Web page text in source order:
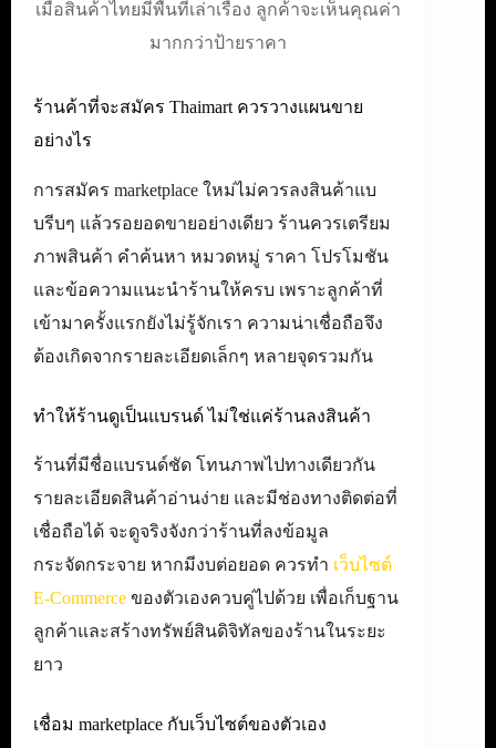
เมื่อสินค้าไทยมีพื้นที่เล่าเรื่อง ลูกค้าจะเห็นคุณค่า
มากกว่าป้ายราคา
ร้านค้าที่จะสมัคร Thaimart ควรวางแผนขาย
อย่างไร
การสมัคร marketplace ใหม่ไม่ควรลงสินค้าแบ
บรีบๆ แล้วรอยอดขายอย่างเดียว ร้านควรเตรียม
ภาพสินค้า คำค้นหา หมวดหมู่ ราคา โปรโมชัน
และข้อความแนะนำร้านให้ครบ เพราะลูกค้าที่
เข้ามาครั้งแรกยังไม่รู้จักเรา ความน่าเชื่อถือจึง
ต้องเกิดจากรายละเอียดเล็กๆ หลายจุดรวมกัน
ทำให้ร้านดูเป็นแบรนด์ ไม่ใช่แค่ร้านลงสินค้า
ร้านที่มีชื่อแบรนด์ชัด โทนภาพไปทางเดียวกัน
รายละเอียดสินค้าอ่านง่าย และมีช่องทางติดต่อที่
เชื่อถือได้ จะดูจริงจังกว่าร้านที่ลงข้อมูล
กระจัดกระจาย หากมีงบต่อยอด ควรทำ เว็บไซต์
E-Commerce ของตัวเองควบคู่ไปด้วย เพื่อเก็บฐาน
ลูกค้าและสร้างทรัพย์สินดิจิทัลของร้านในระยะ
ยาว
เชื่อม marketplace กับเว็บไซต์ของตัวเอง